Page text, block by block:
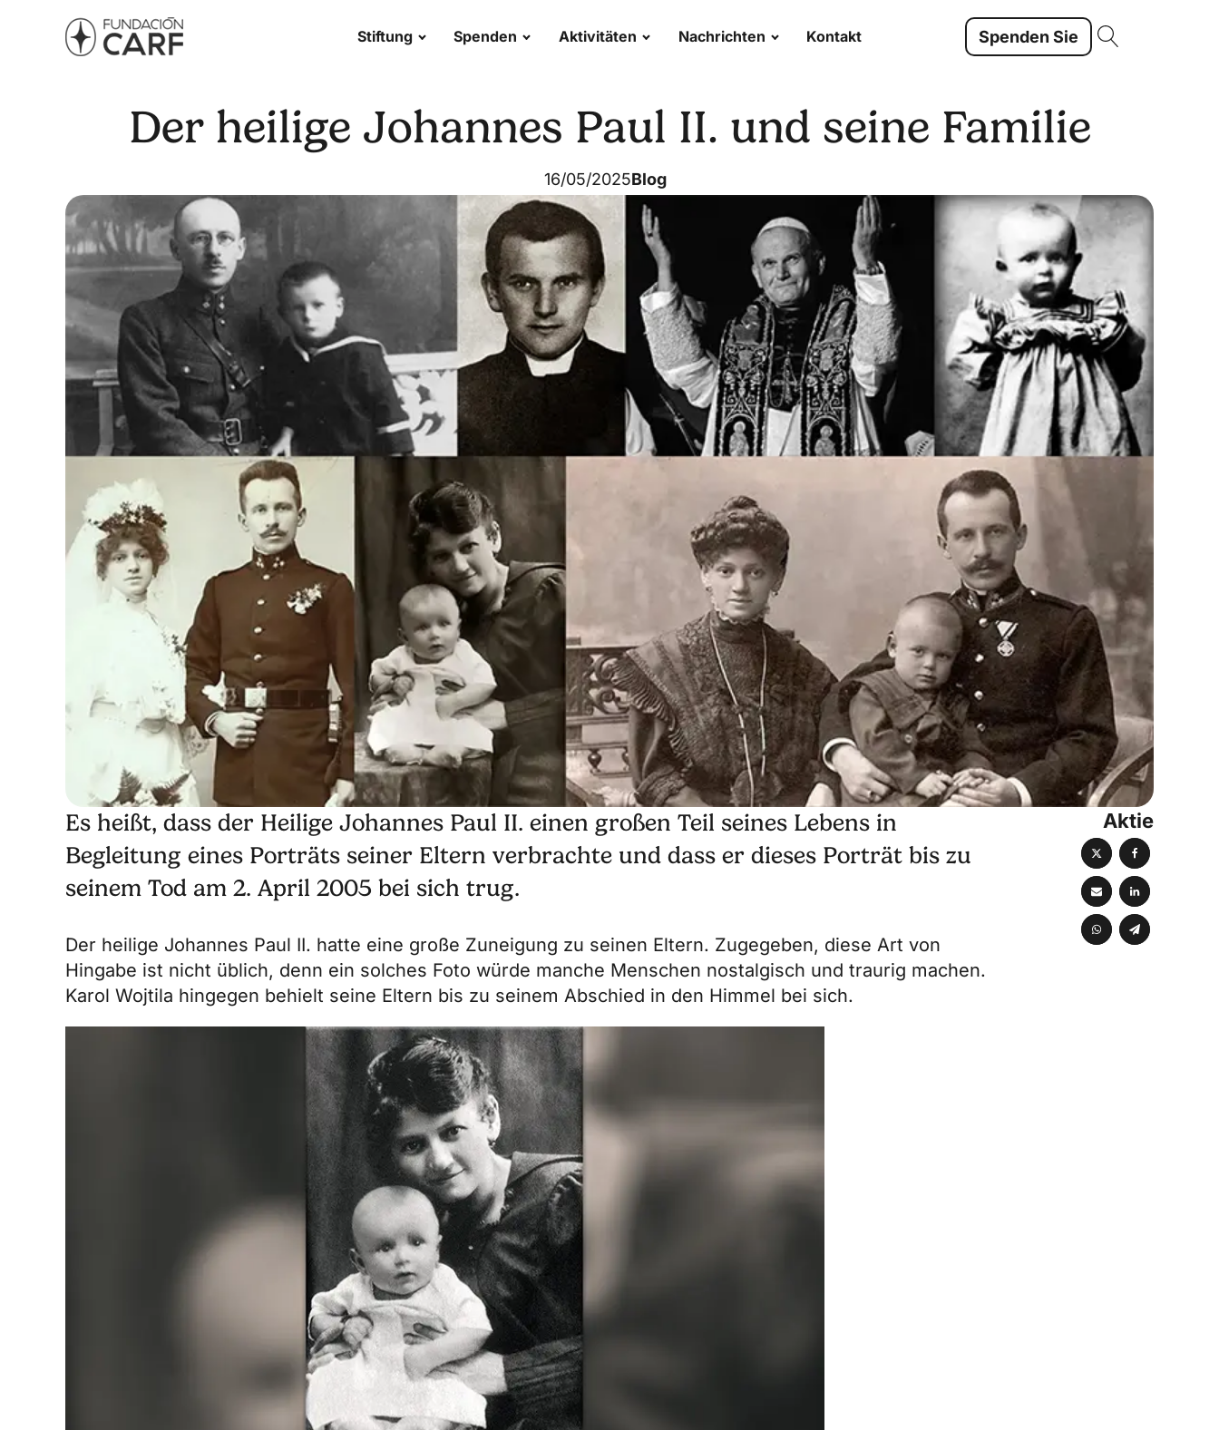
Stiftung Spenden Aktivitäten Nachrichten Kontakt Spenden Sie
Der heilige Johannes Paul II. und seine Familie
16/05/2025Blog
Es heißt, dass der Heilige Johannes Paul II. einen großen Teil seines Lebens in
Begleitung eines Porträts seiner Eltern verbrachte und dass er dieses Porträt bis zu
seinem Tod am 2. April 2005 bei sich trug.
Der heilige Johannes Paul II. hatte eine große Zuneigung zu seinen Eltern. Zugegeben, diese Art von
Hingabe ist nicht üblich, denn ein solches Foto würde manche Menschen nostalgisch und traurig machen.
Karol Wojtila hingegen behielt seine Eltern bis zu seinem Abschied in den Himmel bei sich.
Aktie